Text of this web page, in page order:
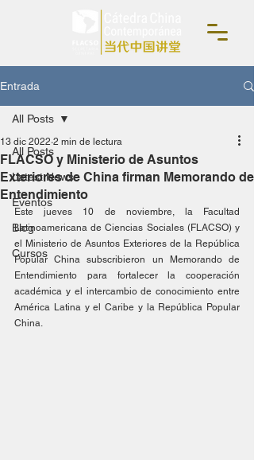
Entrada
All Posts
Latest News
Eventos
Blog
Cursos
All Posts
FLACSO y Ministerio de Asuntos
Exteriores de China firman Memorando de
Entendimiento
13 dic 2022 2 min de lectura
Este jueves 10 de noviembre, la Facultad
Latinoamericana de Ciencias Sociales (FLACSO) y
el Ministerio de Asuntos Exteriores de la República
Popular China subscribieron un Memorando de
Entendimiento para fortalecer la cooperación
académica y el intercambio de conocimiento entre
América Latina y el Caribe y la República Popular
China.